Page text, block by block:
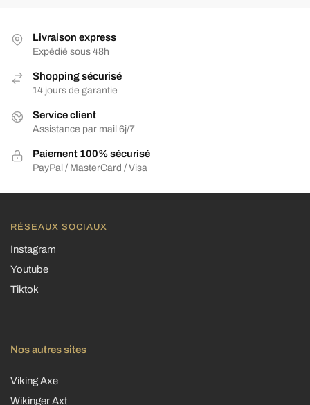
Livraison express
Expédié sous 48h
Shopping sécurisé
14 jours de garantie
Service client
Assistance par mail 6j/7
Paiement 100% sécurisé
PayPal / MasterCard / Visa
RÉSEAUX SOCIAUX
Instagram
Youtube
Tiktok
Nos autres sites
Viking Axe
Wikinger Axt